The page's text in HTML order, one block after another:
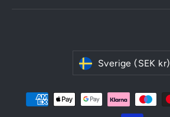
ValutaSverige (SEK kr)